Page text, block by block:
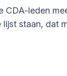
leden
staan, dat